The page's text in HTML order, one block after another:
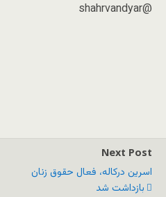
@shahrvandyar
Next Post
اسرین درکاله، فعال حقوق زنان
بازداشت شد